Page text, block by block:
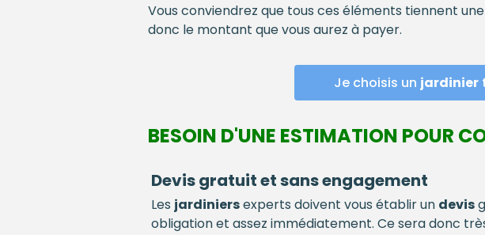
Vous conviendrez que tous ces éléments tiennent
donc le montant que vous aurez à payer.
Je choisis un jardinier
BESOIN D'UNE ESTIMATION POUR
Devis gratuit et sans engagement
Les jardiniersexperts doivent vous établir un devis
obligation et assez immédiatement. Ce sera donc